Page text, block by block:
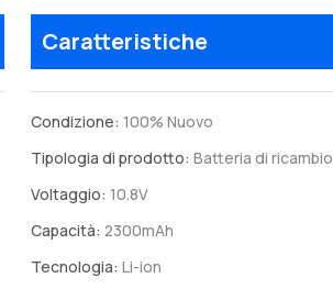
Caratteristiche
Condizione: 100% Nuovo
Tipologia di prodotto: Batteria di ricambio
Voltaggio: 10.8V
Capacità: 2300mAh
Tecnologia: Li-ion